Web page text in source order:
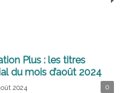
Plus : les titres
du mois d’août 2024
2024 0